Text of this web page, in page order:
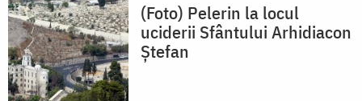
(Foto) Pelerin la locul
uciderii Sfântului Arhidiacon
Ștefan